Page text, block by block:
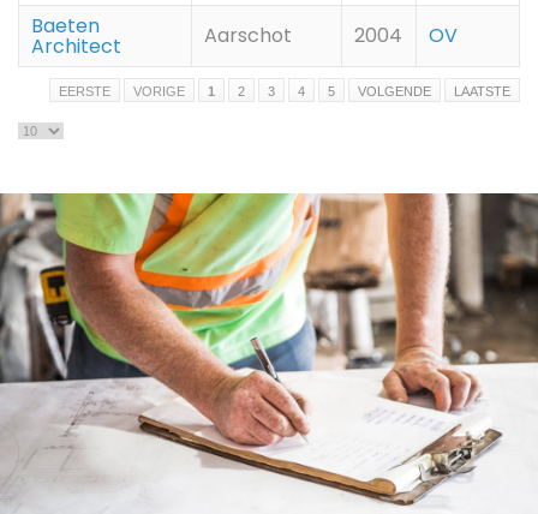
Baeten
Architect Aarschot 2004 OV
EERSTE VORIGE 1 2 3 4 5 VOLGENDE LAATSTE